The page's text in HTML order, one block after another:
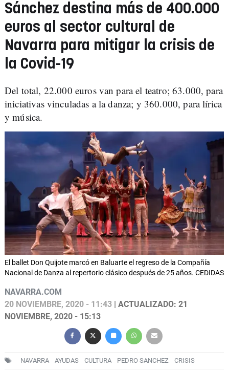
Sánchez destina más de 400.000
euros al sector cultural de
Navarra para mitigar la crisis de
la Covid-19
Del total, 22.000 euros van para el teatro; 63.000, para
iniciativas vinculadas a la danza; y 360.000, para lírica
y música.
El ballet Don Quijote marcó en Baluarte el regreso de la Compañía
Nacional de Danza al repertorio clásico después de 25 años. CEDIDAS
NAVARRA.COM
20 NOVIEMBRE, 2020 - 11:43 | ACTUALIZADO: 21
NOVIEMBRE, 2020 - 15:13
NAVARRA AYUDAS CULTURA PEDRO SANCHEZ CRISIS